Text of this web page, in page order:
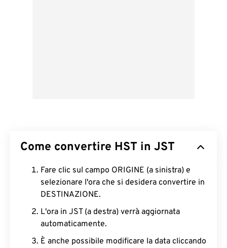
Come convertire HST in JST
Fare clic sul campo ORIGINE (a sinistra) e
selezionare l'ora che si desidera convertire in
DESTINAZIONE.
L'ora in JST (a destra) verrà aggiornata
automaticamente.
È anche possibile modificare la data cliccando